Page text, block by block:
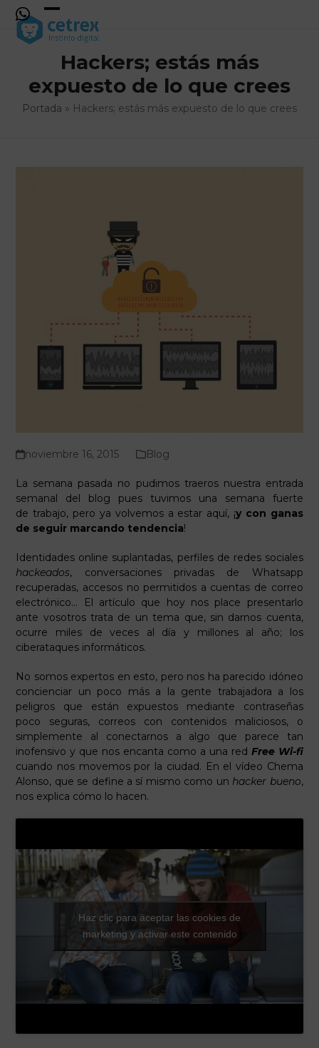
Skip
content
Open
mobile
menu
Close
mobile
menu
Hackers; estás más
expuesto de lo que crees
Portada » Hackers; estás más expuesto de lo que crees
noviembre 16, 2015 Blog
La semana pasada no pudimos traeros nuestra entrada
semanal del blog pues tuvimos una semana fuerte
de trabajo, pero ya volvemos a estar aquí, ¡y con ganas
de seguir marcando tendencia!
Identidades online suplantadas, perfiles de redes sociales
hackeados, conversaciones privadas de Whatsapp
recuperadas, accesos no permitidos a cuentas de correo
electrónico… El artículo que hoy nos place presentarlo
ante vosotros trata de un tema que, sin darnos cuenta,
ocurre miles de veces al día y millones al año; los
ciberataques informáticos.
No somos expertos en esto, pero nos ha parecido idóneo
concienciar un poco más a la gente trabajadora a los
peligros que están expuestos mediante contraseñas
poco seguras, correos con contenidos maliciosos, o
simplemente al conectarnos a algo que parece tan
inofensivo y que nos encanta como a una red Free Wi-fi
cuando nos movemos por la ciudad. En el vídeo Chema
Alonso, que se define a sí mismo como un hacker bueno,
nos explica cómo lo hacen.
Haz clic para aceptar las cookies de
marketing y activar este contenido